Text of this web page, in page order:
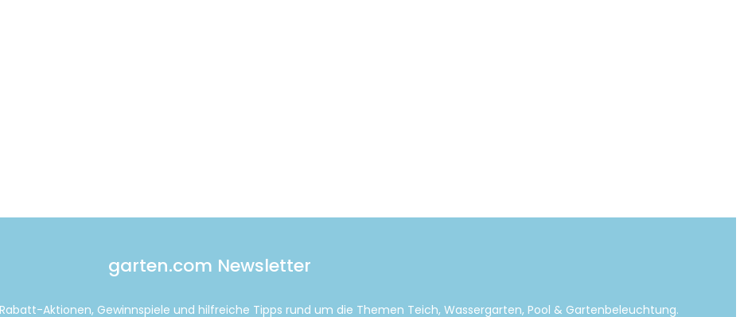
garten.com Newsletter
Aktionen, Gewinnspiele und hilfreiche Tipps rund um die Themen Teich, Wassergarten, Pool & Gartenbeleuchtung.